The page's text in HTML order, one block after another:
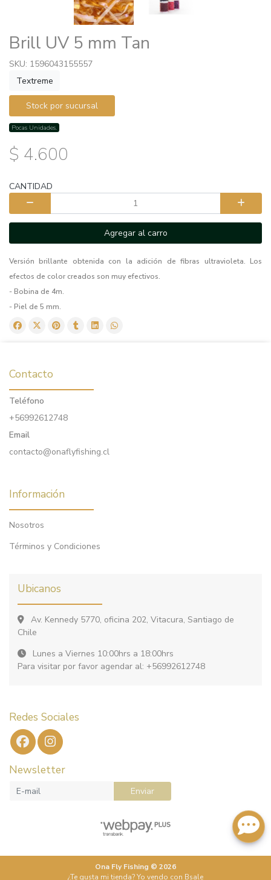
Brill UV 5 mm Tan
SKU: 1596043155557
Textreme
Stock por sucursal
Pocas Unidades.
$ 4.600
CANTIDAD
Agregar al carro
Versión brillante obtenida con la adición de fibras ultravioleta. Los
efectos de color creados son muy efectivos.
- Bobina de 4m.
- Piel de 5 mm.
Contacto
Teléfono
+56992612748
Email
contacto@onaflyfishing.cl
Información
Nosotros
Términos y Condiciones
Ubicanos
Av. Kennedy 5770, oficina 202, Vitacura, Santiago de
Chile
Lunes a Viernes 10:00hrs a 18:00hrs
Para visitar por favor agendar al: +56992612748
Redes Sociales
Newsletter
Enviar
Ona Fly Fishing © 2026
¿Te gusta mi tienda? Yo vendo con Bsale